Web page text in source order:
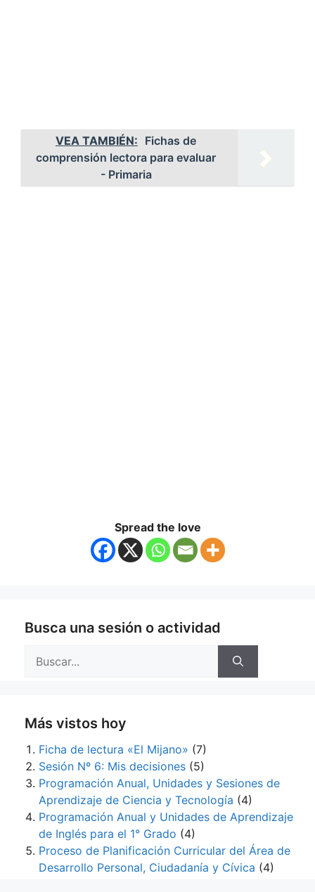
VEA TAMBIÉN: Fichas de
comprensión lectora para evaluar
- Primaria
Spread the love
Busca una sesión o actividad
Más vistos hoy
Ficha de lectura «El Mijano» (7)
Sesión Nº 6: Mis decisiones (5)
Programación Anual, Unidades y Sesiones de
Aprendizaje de Ciencia y Tecnología (4)
Programación Anual y Unidades de Aprendizaje
de Inglés para el 1° Grado (4)
Proceso de Planificación Curricular del Área de
Desarrollo Personal, Ciudadanía y Cívica (4)